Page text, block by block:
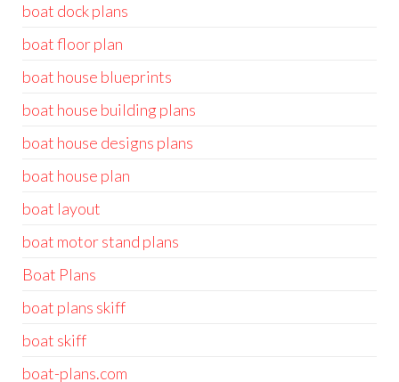
boat dock plans
boat floor plan
boat house blueprints
boat house building plans
boat house designs plans
boat house plan
boat layout
boat motor stand plans
Boat Plans
boat plans skiff
boat skiff
boat-plans.com